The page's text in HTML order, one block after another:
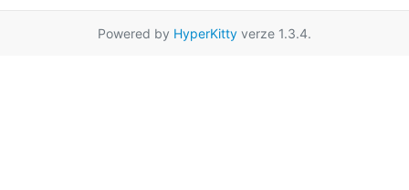
Powered by HyperKitty verze 1.3.4.